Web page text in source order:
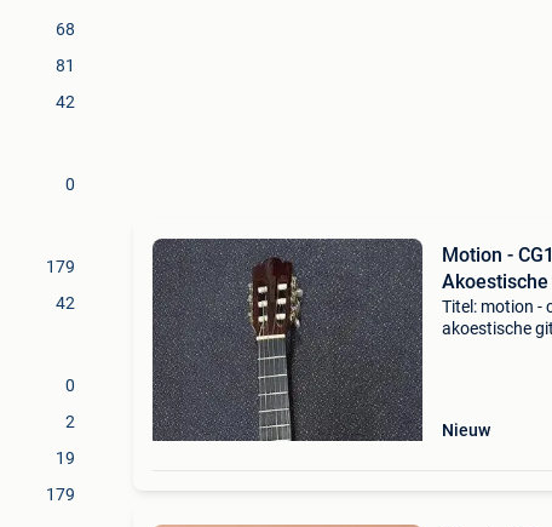
68
81
42
0
179
42
0
2
19
179
Motion -
Titel: motion -
akoestische
Nieuw